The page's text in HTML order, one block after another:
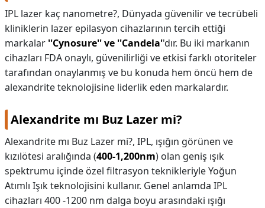
IPL lazer kaç nanometre?, Dünyada güvenilir ve tecrübeli
kliniklerin lazer epilasyon cihazlarının tercih ettiği
markalar ''Cynosure'' ve ''Candela''dır. Bu iki markanın
cihazları FDA onaylı, güvenilirliği ve etkisi farklı otoriteler
tarafından onaylanmış ve bu konuda hem öncü hem de
alexandrite teknolojisine liderlik eden markalardır.
Alexandrite mı Buz Lazer mi?
Alexandrite mı Buz Lazer mi?, IPL, ışığın görünen ve
kızılötesi aralığında (400-1,200nm) olan geniş ışık
spektrumu içinde özel filtrasyon teknikleriyle Yoğun
Atımlı Işık teknolojisini kullanır. Genel anlamda IPL
cihazları 400 -1200 nm dalga boyu arasındaki ışığı